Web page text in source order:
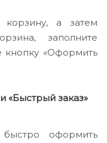
а затем
заполните
кнопку «Оформить
«Быстрый заказ»
оформить